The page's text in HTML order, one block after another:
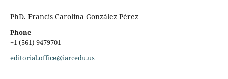
PhD. Francis Carolina González Pérez
Phone
+1 (561) 9479701
editorial.office@iarcedu.us